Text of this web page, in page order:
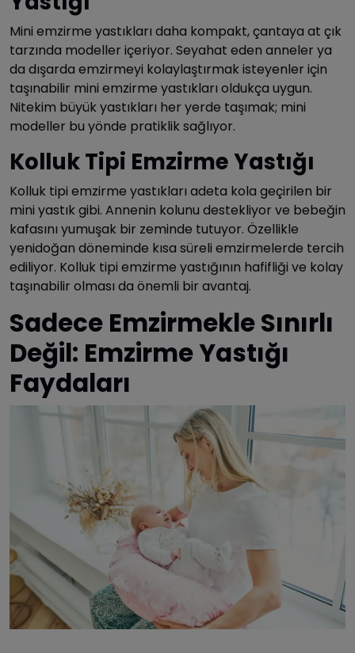
Mini emzirme yastıkları daha kompakt, çantaya at çık
tarzında modeller içeriyor. Seyahat eden anneler ya
da dışarda emzirmeyi kolaylaştırmak isteyenler için
taşınabilir mini emzirme yastıkları oldukça uygun.
Nitekim büyük yastıkları her yerde taşımak; mini
modeller bu yönde pratiklik sağlıyor.
Kolluk Tipi Emzirme Yastığı
Kolluk tipi emzirme yastıkları adeta kola geçirilen bir
mini yastık gibi. Annenin kolunu destekliyor ve bebeğin
kafasını yumuşak bir zeminde tutuyor. Özellikle
yenidoğan döneminde kısa süreli emzirmelerde tercih
ediliyor. Kolluk tipi emzirme yastığının hafifliği ve kolay
taşınabilir olması da önemli bir avantaj.
Sadece Emzirmekle Sınırlı
Değil: Emzirme Yastığı
Faydaları